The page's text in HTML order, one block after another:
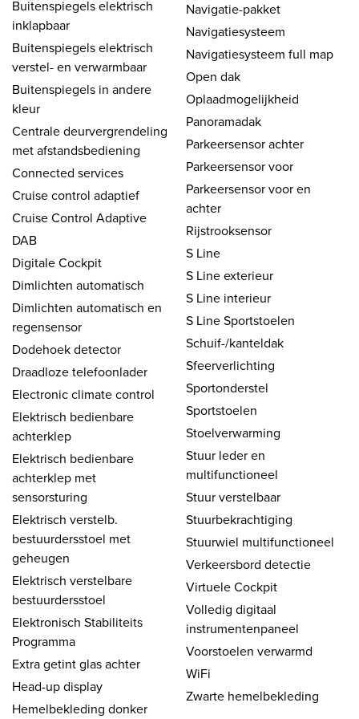
Buitenspiegels elektrisch
inklapbaar
Buitenspiegels elektrisch
verstel- en verwarmbaar
Buitenspiegels in andere
kleur
Centrale deurvergrendeling
met afstandsbediening
Connected services
Cruise control adaptief
Cruise Control Adaptive
DAB
Digitale Cockpit
Dimlichten automatisch
Dimlichten automatisch en
regensensor
Dodehoek detector
Draadloze telefoonlader
Electronic climate control
Elektrisch bedienbare
achterklep
Elektrisch bedienbare
achterklep met
sensorsturing
Elektrisch verstelb.
bestuurdersstoel met
geheugen
Elektrisch verstelbare
bestuurdersstoel
Elektronisch Stabiliteits
Programma
Extra getint glas achter
Head-up display
Hemelbekleding donker
Navigatie-pakket
Navigatiesysteem
Navigatiesysteem full map
Open dak
Oplaadmogelijkheid
Panoramadak
Parkeersensor achter
Parkeersensor voor
Parkeersensor voor en
achter
Rijstrooksensor
S Line
S Line exterieur
S Line interieur
S Line Sportstoelen
Schuif-/kanteldak
Sfeerverlichting
Sportonderstel
Sportstoelen
Stoelverwarming
Stuur leder en
multifunctioneel
Stuur verstelbaar
Stuurbekrachtiging
Stuurwiel multifunctioneel
Verkeersbord detectie
Virtuele Cockpit
Volledig digitaal
instrumentenpaneel
Voorstoelen verwarmd
WiFi
Zwarte hemelbekleding